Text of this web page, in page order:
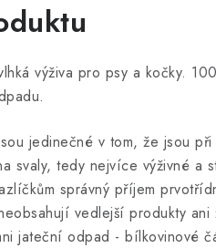
výživa pro psy a kočky.
jedinečné v tom, že jsou
svaly, tedy nejvíce výživné a
správný příjem
vedlejší produkty ani
jateční odpad - bílkovinové